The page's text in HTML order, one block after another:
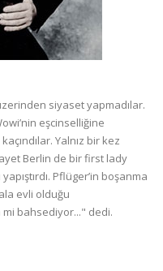
siyaset yapmadılar.
eşcinselliğine
Yalnız bir kez
Berlin de bir first lady
Pflüger’in boşanma
evli olduğu
bahsediyor..." dedi.